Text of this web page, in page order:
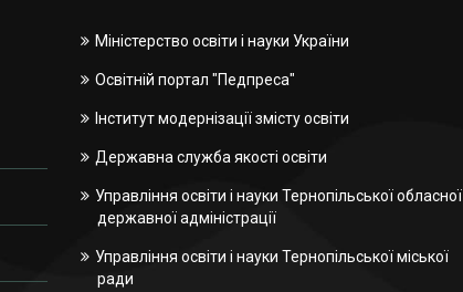
Міністерство освіти і науки України
Освітній портал "Педпреса"
Інститут модернізації змісту освіти
Державна служба якості освіти
Управління освіти і науки Тернопільської обласної
державної адміністрації
Управління освіти і науки Тернопільської міської
ради